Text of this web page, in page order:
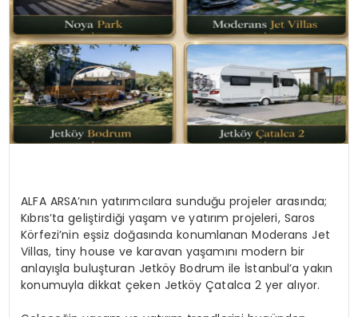
YAŞAM
ALFA ARSA’nın yatırımcılara sunduğu projeler arasında;
Kıbrıs’ta geliştirdiği yaşam ve yatırım projeleri, Saros
Körfezi’nin eşsiz doğasında konumlanan Moderans Jet
Villas, tiny house ve karavan yaşamını modern bir
anlayışla buluşturan Jetköy Bodrum ile İstanbul’a yakın
konumuyla dikkat çeken Jetköy Çatalca 2 yer alıyor.